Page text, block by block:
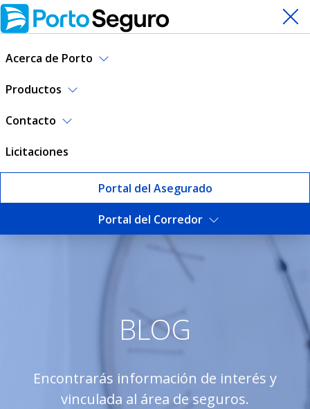
Acerca de Porto
Productos
Contacto
Licitaciones
Portal del Asegurado
Portal del Corredor
Blog | Porto Seguro Uruguay
BLOG
Encontrarás información de interés y
vinculada al área de seguros.